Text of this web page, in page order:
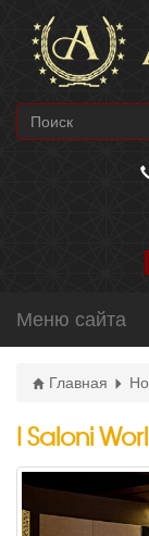
Меню сайта
Главная
I Saloni